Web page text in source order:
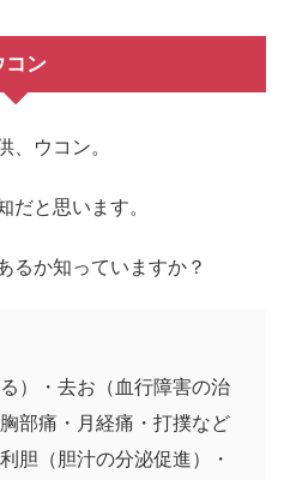
コン
、ウコン。
だと思います。
るか知っていますか？
）・去お（血行障害の治
部痛・月経痛・打撲など
胆（胆汁の分泌促進）・